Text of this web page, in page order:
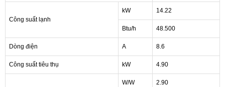
Công suất lạnh
kW 14.22
Btu/h 48.500
Dòng điện A 8.6
Công suất tiêu thụ kW 4.90
W/W 2.90